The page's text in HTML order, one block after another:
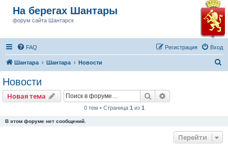
На берегах Шантары
форум сайта Шантарск
FAQ Вход
Регистрация
Шантара Шантара Новости
Новости
Новая тема Поиск
0 тем • Страница 1 из 1
В этом форуме нет сообщений.
Перейти